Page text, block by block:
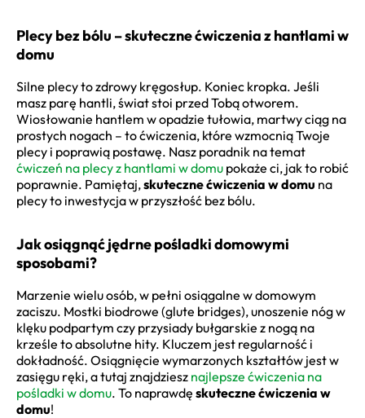
Plecy bez bólu – skuteczne ćwiczenia z hantlami w
domu
Silne plecy to zdrowy kręgosłup. Koniec kropka. Jeśli
masz parę hantli, świat stoi przed Tobą otworem.
Wiosłowanie hantlem w opadzie tułowia, martwy ciąg na
prostych nogach – to ćwiczenia, które wzmocnią Twoje
plecy i poprawią postawę. Nasz poradnik na temat
ćwiczeń na plecy z hantlami w domu pokaże ci, jak to robić
poprawnie. Pamiętaj,skuteczne ćwiczenia w domu na
plecy to inwestycja w przyszłość bez bólu.
Jak osiągnąć jędrne pośladki domowymi
sposobami?
Marzenie wielu osób, w pełni osiągalne w domowym
zaciszu. Mostki biodrowe (glute bridges), unoszenie nóg w
klęku podpartym czy przysiady bułgarskie z nogą na
krześle to absolutne hity. Kluczem jest regularność i
dokładność. Osiągnięcie wymarzonych kształtów jest w
zasięgu ręki, a tutaj znajdziesz najlepsze ćwiczenia na
pośladki w domu. To naprawdę skuteczne ćwiczenia w
domu!